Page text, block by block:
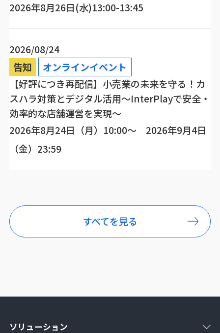
2026年8月26日(水)13:00-13:45
2026/08/24
告知
オンラインイベント
【好評につき再配信】小売業の未来を守る！カ
スハラ対策とデジタル活用～InterPlayで安全・
効率的な店舗運営を実現～
2026年8月24日（月）10:00～ 2026年9月4日
（金）23:59
すべてを見る
ソリューション